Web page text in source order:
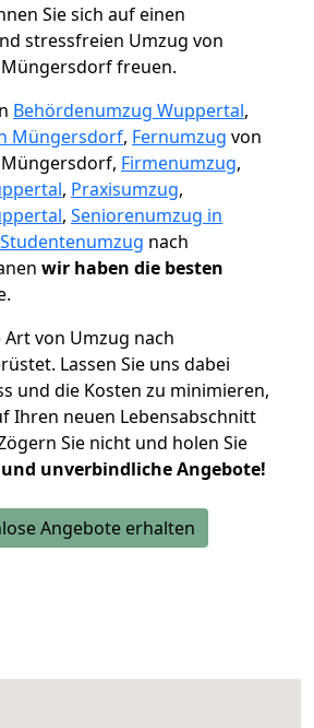
Sie sich auf einen
stressfreien Umzug von
freuen.
Behördenumzug Wuppertal,
Müngersdorf, Fernumzug von
Firmenumzug,
, Praxisumzug,
, Seniorenumzug in
Studentenumzug nach
wir haben die besten
von Umzug nach
Lassen Sie uns dabei
und die Kosten zu minimieren,
Ihren neuen Lebensabschnitt
Sie nicht und holen Sie
unverbindliche Angebote!
Angebote erhalten